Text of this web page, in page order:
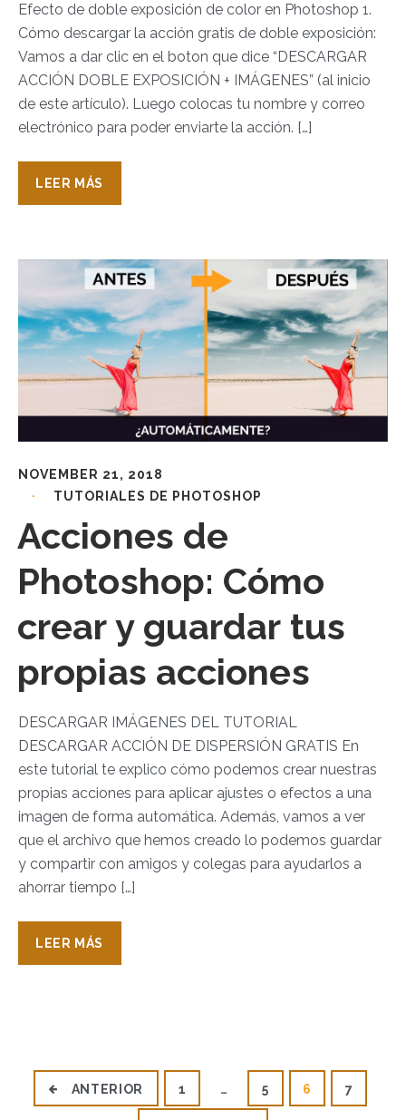
Efecto de doble exposición de color en Photoshop 1.
Cómo descargar la acción gratis de doble exposición:
Vamos a dar clic en el boton que dice “DESCARGAR
ACCIÓN DOBLE EXPOSICIÓN + IMÁGENES” (al inicio
de este artículo). Luego colocas tu nombre y correo
electrónico para poder enviarte la acción. […]
LEER MÁS
NOVEMBER 21, 2018
TUTORIALES DE PHOTOSHOP
Acciones de
Photoshop: Cómo
crear y guardar tus
propias acciones
DESCARGAR IMÁGENES DEL TUTORIAL
DESCARGAR ACCIÓN DE DISPERSIÓN GRATIS En
este tutorial te explico cómo podemos crear nuestras
propias acciones para aplicar ajustes o efectos a una
imagen de forma automática. Además, vamos a ver
que el archivo que hemos creado lo podemos guardar
y compartir con amigos y colegas para ayudarlos a
ahorrar tiempo […]
LEER MÁS
ANTERIOR 1 … 5 6 7